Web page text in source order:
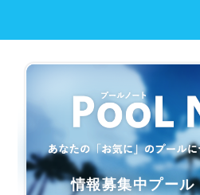
情報募集中プール